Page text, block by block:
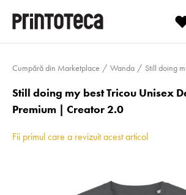
Cumpără din Marketplace Wanda Still doing
Still doing my best Tricou Unisex
Premium | Creator 2.0
Fii primul care a revizuit acest articol